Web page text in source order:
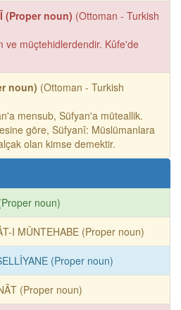
(Proper noun) (Ottoman - Turkish
ve müçtehidlerdendir. Kûfe'de
noun) (Ottoman - Turkish
mensub, Süfyan'a müteallik.
göre, Süfyanî: Müslümanlara
olan kimse demektir.
noun)
I MÜNTEHABE (Proper noun)
(Proper noun)
(Proper noun)